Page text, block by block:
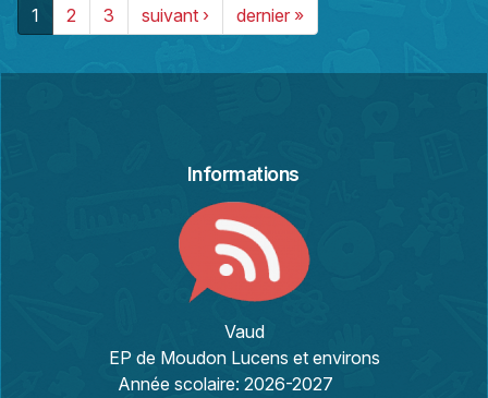
1 2 3 suivant › dernier »
Informations
Vaud
EP de Moudon Lucens et environs
Année scolaire: 2026-2027